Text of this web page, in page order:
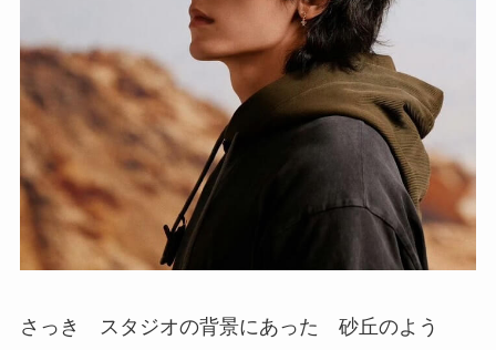
さっき スタジオの背景にあった 砂丘のよう